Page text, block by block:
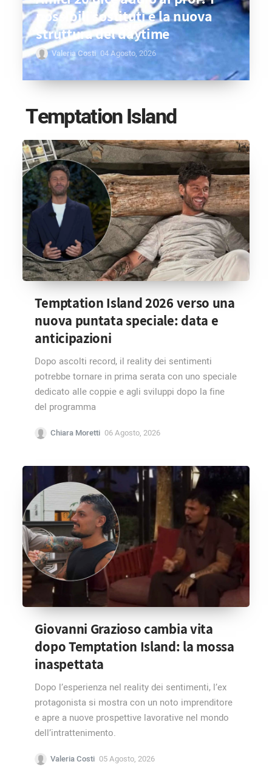
possibili sostituti e la nuova
struttura del daytime
Valeria Costi 04 Agosto, 2026
Temptation Island
Temptation Island 2026 verso una
nuova puntata speciale: data e
anticipazioni
Dopo ascolti record, il reality dei sentimenti
potrebbe tornare in prima serata con uno speciale
dedicato alle coppie e agli sviluppi dopo la fine
del programma
Chiara Moretti 06 Agosto, 2026
Giovanni Grazioso cambia vita
dopo Temptation Island: la mossa
inaspettata
Dopo l’esperienza nel reality dei sentimenti, l’ex
protagonista si mostra con un noto imprenditore
e apre a nuove prospettive lavorative nel mondo
dell’intrattenimento.
Valeria Costi 05 Agosto, 2026